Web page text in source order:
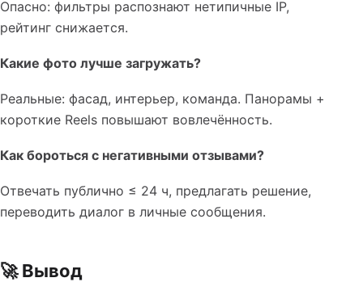
Опасно: фильтры распознают нетипичные IP,
рейтинг снижается.
Какие фото лучше загружать?
Реальные: фасад, интерьер, команда. Панорамы +
короткие Reels повышают вовлечённость.
Как бороться с негативными отзывами?
Отвечать публично ≤ 24 ч, предлагать решение,
переводить диалог в личные сообщения.
🚀 Вывод